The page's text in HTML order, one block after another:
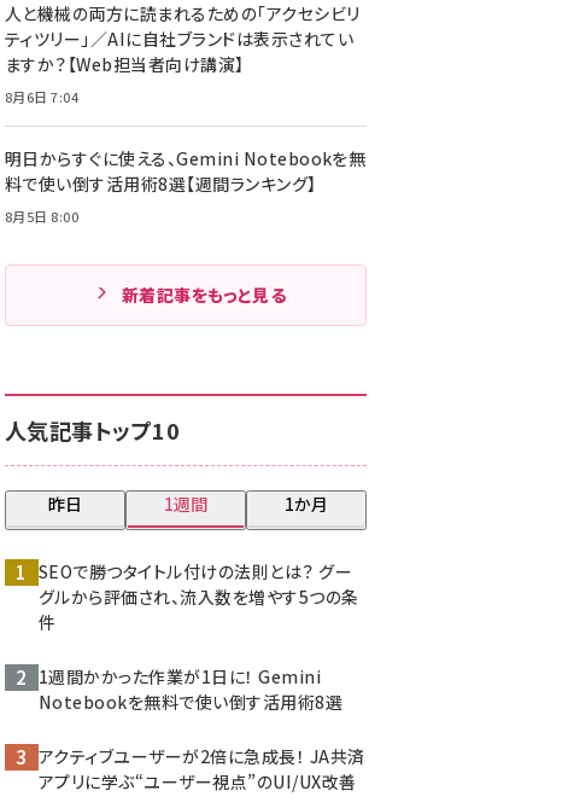
人と機械の両方に読まれるための「アクセシビリ
ティツリー」／AIに自社ブランドは表示されてい
ますか？【Web担当者向け講演】
8月6日 7:04
明日からすぐに使える、Gemini Notebookを無
料で使い倒す活用術8選【週間ランキング】
8月5日 8:00
新着記事をもっと見る
人気記事トップ10
昨日 1週間 1か月
SEOで勝つタイトル付けの法則とは？ グー
グルから評価され、流入数を増やす5つの条
件
1週間かかった作業が1日に！ Gemini
Notebookを無料で使い倒す活用術8選
アクティブユーザーが2倍に急成長！ JA共済
アプリに学ぶ“ユーザー視点”のUI/UX改善